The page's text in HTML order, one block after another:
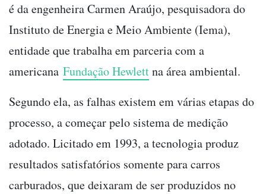
é da engenheira Carmen Araújo, pesquisadora do
Instituto de Energia e Meio Ambiente (Iema),
entidade que trabalha em parceria com a
americana Fundação Hewlettna área ambiental.
Segundo ela, as falhas existem em várias etapas do
processo, a começar pelo sistema de medição
adotado. Licitado em 1993, a tecnologia produz
resultados satisfatórios somente para carros
carburados, que deixaram de ser produzidos no